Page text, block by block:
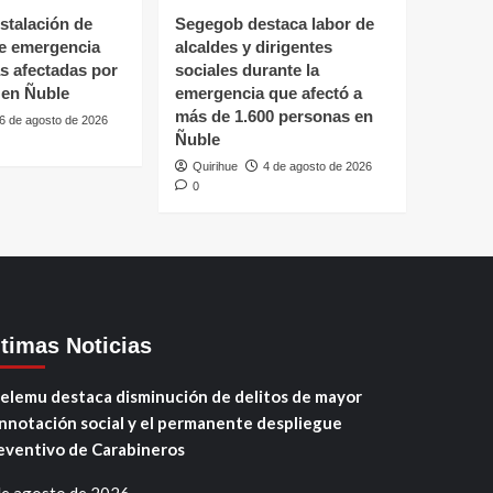
de
emergencia
afectadas por
Ñuble
6 de agosto de 2026
Segegob destaca labor de
alcaldes y dirigentes
sociales durante la
emergencia que afectó a
más de 1.600 personas en
Ñuble
Quirihue
4 de agosto de 2026
0
Noticias
destaca disminución de delitos de mayor
social y el permanente despliegue
de Carabineros